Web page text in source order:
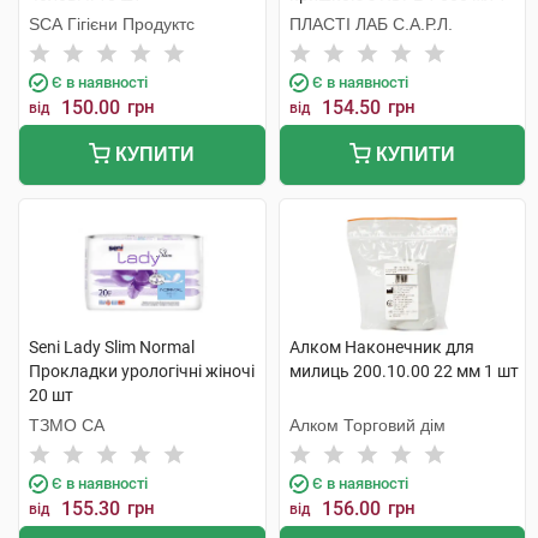
SCA Гігієни Продуктс
Є в наявності
від 150.00 грн
КУПИТИ
шт
ПЛАСТІ ЛАБ С.А.Р.Л.
Є в наявності
від 154.50 грн
КУПИТИ
Seni Lady Slim Normal
Прокладки урологічні жіночі
20 шт
ТЗМО СА
Є в наявності
від 155.30 грн
Алком Наконечник для
милиць 200.10.00 22 мм 1 шт
Алком Торговий дім
Є в наявності
від 156.00 грн